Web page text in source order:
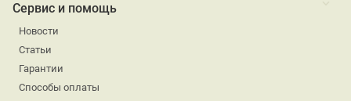
Сервис и помощь
Новости
Статьи
Гарантии
Способы оплаты